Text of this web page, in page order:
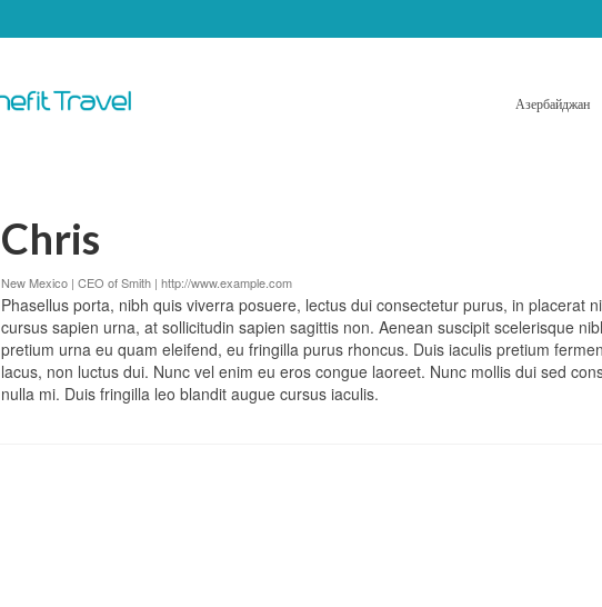
Азербайджан
Chris
New Mexico | CEO of Smith | http://www.example.com
Phasellus porta, nibh quis viverra posuere, lectus dui consectetur purus, in placerat
cursus sapien urna, at sollicitudin sapien sagittis non. Aenean suscipit scelerisque
pretium urna eu quam eleifend, eu fringilla purus rhoncus. Duis iaculis pretium
lacus, non luctus dui. Nunc vel enim eu eros congue laoreet. Nunc mollis dui sed
nulla mi. Duis fringilla leo blandit augue cursus iaculis.